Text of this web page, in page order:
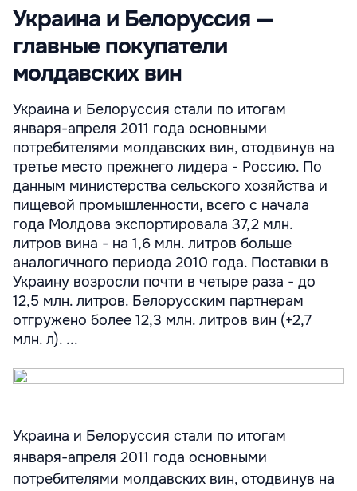
Украина и Белоруссия —
главные покупатели
молдавских вин
Украина и Белоруссия стали по итогам
января-апреля 2011 года основными
потребителями молдавских вин, отодвинув на
третье место прежнего лидера - Россию. По
данным министерства сельского хозяйства и
пищевой промышленности, всего с начала
года Молдова экспортировала 37,2 млн.
литров вина - на 1,6 млн. литров больше
аналогичного периода 2010 года. Поставки в
Украину возросли почти в четыре раза - до
12,5 млн. литров. Белорусским партнерам
отгружено более 12,3 млн. литров вин (+2,7
млн. л). ...
Украина и Белоруссия стали по итогам
января-апреля 2011 года основными
потребителями молдавских вин, отодвинув на